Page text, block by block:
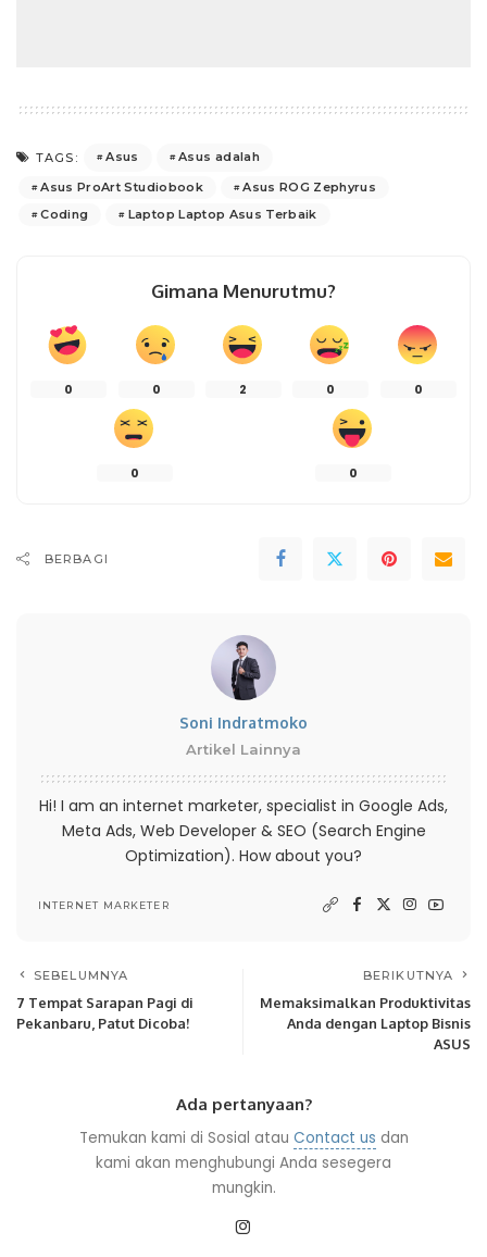
TAGS: Asus
Asus adalah
Asus ProArt Studiobook
Asus ROG Zephyrus
Coding
Laptop Laptop Asus Terbaik
Gimana Menurutmu?
0 0 2 0 0
0 0
BERBAGI
Soni Indratmoko
Artikel Lainnya
Hi! I am an internet marketer, specialist in Google Ads,
Meta Ads, Web Developer & SEO (Search Engine
Optimization). How about you?
INTERNET MARKETER
SEBELUMNYA
7 Tempat Sarapan Pagi di
Pekanbaru, Patut Dicoba!
BERIKUTNYA
Memaksimalkan Produktivitas
Anda dengan Laptop Bisnis
ASUS
Ada pertanyaan?
Temukan kami di Sosial atau Contact us dan
kami akan menghubungi Anda sesegera
mungkin.